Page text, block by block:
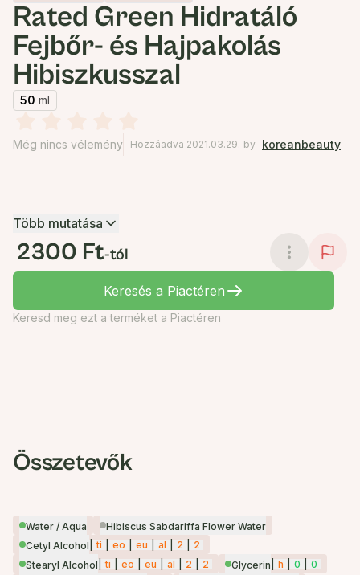
Rated Green Hidratáló
Fejbőr- és Hajpakolás
Hibiszkusszal
50 ml
Még nincs vélemény Hozzáadva 2021.03.29. by koreanbeauty
Több mutatása
2300 Ft-tól
Keresés a Piactéren
Keresd meg ezt a terméket a Piactéren
Összetevők
Water / Aqua
Hibiscus Sabdariffa Flower Water
Cetyl Alcohol
ti eo eu al 2
2
Stearyl Alcohol
ti eo eu al 2 2 Glycerin h 0
0